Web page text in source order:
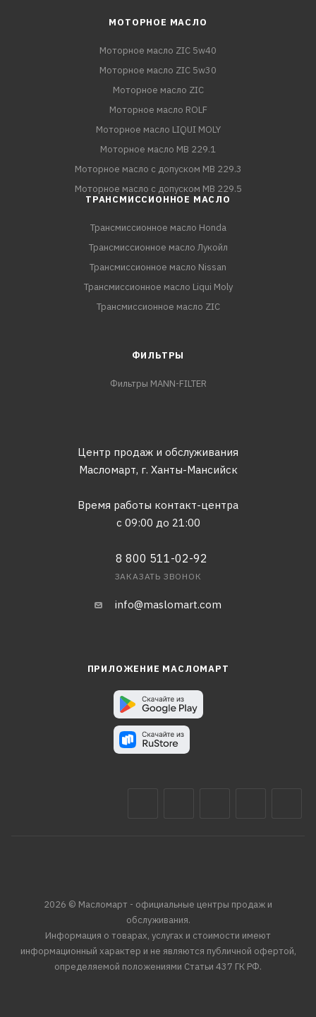
МОТОРНОЕ МАСЛО
Моторное масло ZIC 5w40
Моторное масло ZIC 5w30
Моторное масло ZIC
Моторное масло ROLF
Моторное масло LIQUI MOLY
Моторное масло MB 229.1
Моторное масло с допуском MB 229.3
Моторное масло с допуском MB 229.5
ТРАНСМИССИОННОЕ МАСЛО
Трансмиссионное масло Honda
Трансмиссионное масло Лукойл
Трансмиссионное масло Nissan
Трансмиссионное масло Liqui Moly
Трансмиссионное масло ZIC
ФИЛЬТРЫ
Фильтры MANN-FILTER
Центр продаж и обслуживания
Масломарт, г. Ханты-Мансийск
Время работы контакт-центра
с 09:00 до 21:00
8 800 511-02-92
ЗАКАЗАТЬ ЗВОНОК
info@maslomart.com
ПРИЛОЖЕНИЕ МАСЛОМАРТ
2026 © Масломарт - официальные центры продаж и
обслуживания.
Информация о товарах, услугах и стоимости имеют
информационный характер и не являются публичной офертой,
определяемой положениями Статьи 437 ГК РФ.